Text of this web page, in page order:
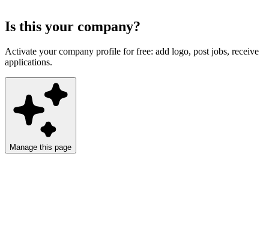
Is this your company?
Activate your company profile for free: add logo, post jobs, receive
applications.
Manage this page